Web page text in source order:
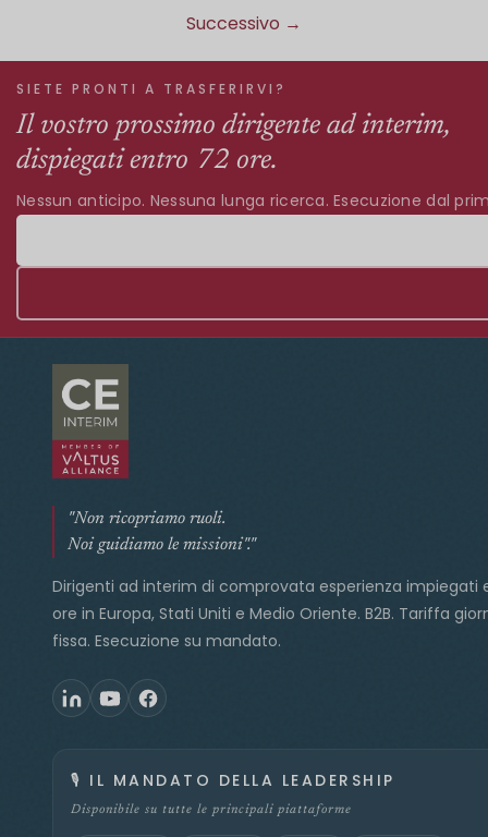
Successivo →
SIETE PRONTI A TRASFERIRVI?
Il vostro prossimo dirigente ad interim,
dispiegati entro 72 ore.
Nessun anticipo. Nessuna lunga ricerca. Esecuzione dal
"Non ricopriamo ruoli.
Noi guidiamo le missioni"."
Dirigenti ad interim di comprovata esperienza impiegati
ore in Europa, Stati Uniti e Medio Oriente. B2B. Tariffa
fissa. Esecuzione su mandato.
🎙️ IL MANDATO DELLA LEADERSHIP
Disponibile su tutte le principali piattaforme